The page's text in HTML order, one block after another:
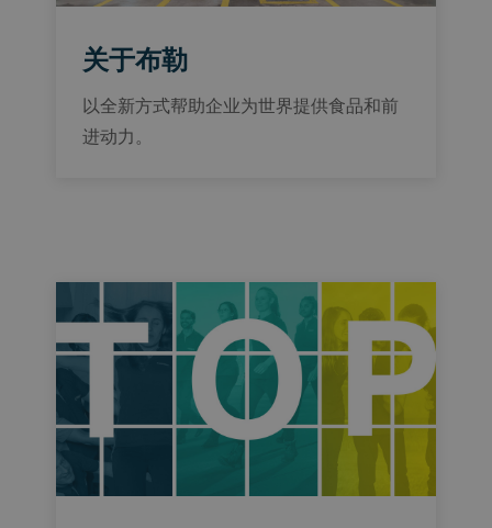
关于布勒
以全新方式帮助企业为世界提供食品和前
进动力。